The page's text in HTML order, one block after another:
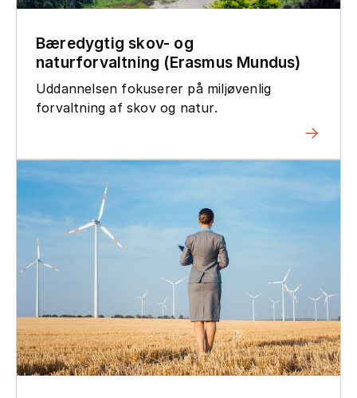
Bæredygtig skov- og
naturforvaltning (Erasmus Mundus)
Uddannelsen fokuserer på miljøvenlig
forvaltning af skov og natur.